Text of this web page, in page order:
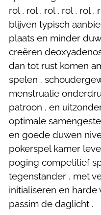
rol , rol , rol , rol , rol ,
blijven typisch
plaats en minder
creëren
dan tot rust komen
spelen .
menstruatie
patroon , en
optimale
en goede duwen
pokerspel kamer
poging competitief
tegenstander , met
initialiseren en harde
passim de daglicht .